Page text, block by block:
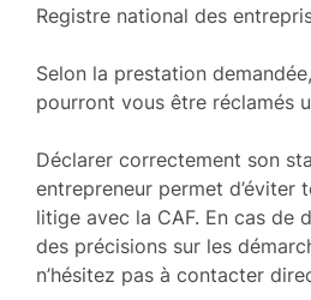
Registre national des
Selon la prestation
pourront vous être réclamés
Déclarer correctement son
entrepreneur permet d’éviter
litige avec la CAF. En cas de
des précisions sur les
n’hésitez pas à contacter